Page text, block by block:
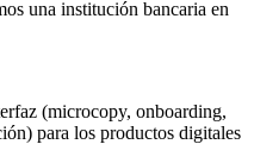
una institución bancaria en
(microcopy, onboarding,
para los productos digitales